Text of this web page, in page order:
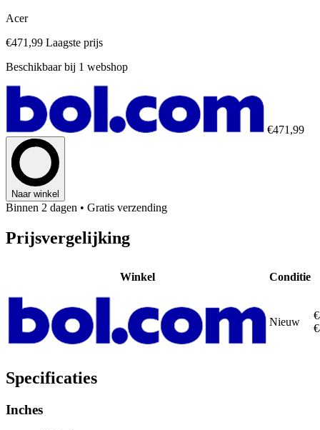
Acer
€471,99 Laagste prijs
Beschikbaar bij 1 webshop
€471,99
Naar winkel
Binnen 2 dagen • Gratis verzending
Prijsvergelijking
Winkel Conditie
Nieuw
Specificaties
Inches